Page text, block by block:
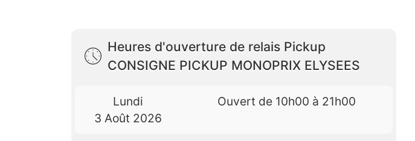
Heures d'ouverture de relais Pickup
CONSIGNE PICKUP MONOPRIX ELYSEES
Lundi
3 Août 2026
Ouvert de 10h00 à 21h00